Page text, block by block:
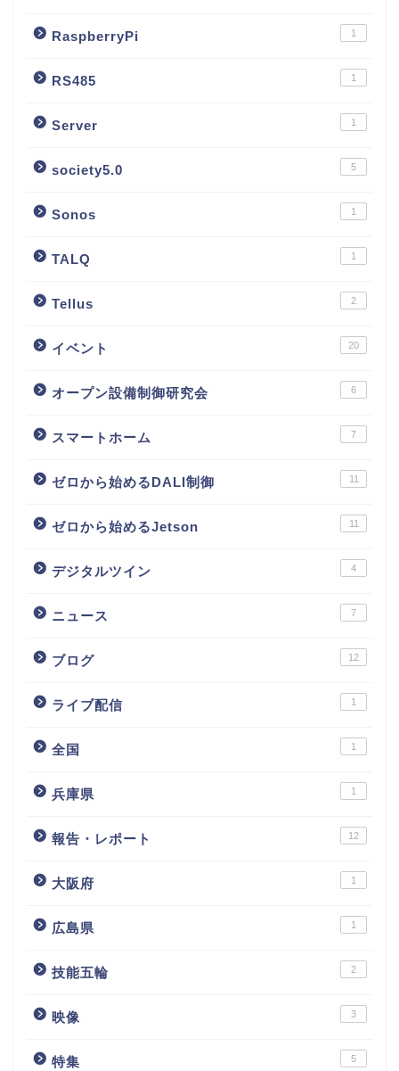
RaspberryPi 1
RS485 1
Server 1
society5.0 5
Sonos 1
TALQ 1
Tellus 2
イベント 20
オープン設備制御研究会 6
スマートホーム 7
ゼロから始めるDALI制御 11
ゼロから始めるJetson 11
デジタルツイン 4
ニュース 7
ブログ 12
ライブ配信 1
全国 1
兵庫県 1
報告・レポート 12
大阪府 1
広島県 1
技能五輪 2
映像 3
特集 5